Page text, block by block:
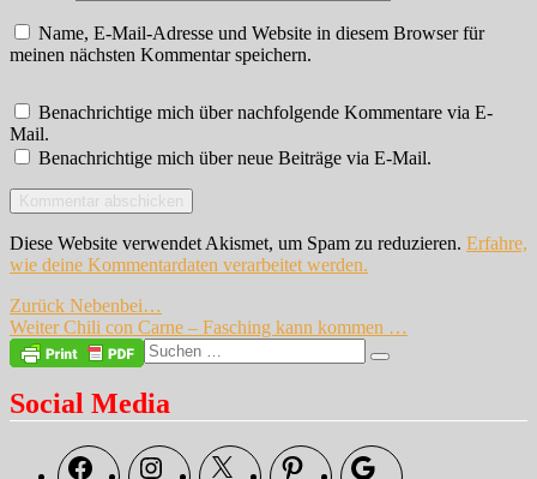
Name, E-Mail-Adresse und Website in diesem Browser für
meinen nächsten Kommentar speichern.
Benachrichtige mich über nachfolgende Kommentare via E-
Mail.
Benachrichtige mich über neue Beiträge via E-Mail.
Diese Website verwendet Akismet, um Spam zu reduzieren. Erfahre,
wie deine Kommentardaten verarbeitet werden.
Beitragsnavigation
Zurück Vorheriger
Beitrag:
Nebenbei…
Weiter Nächster
Beitrag:
Chili con Carne – Fasching kann kommen …
Suche
nach:
Suchen
Social Media
FacebookInstagramX Pinterest Google